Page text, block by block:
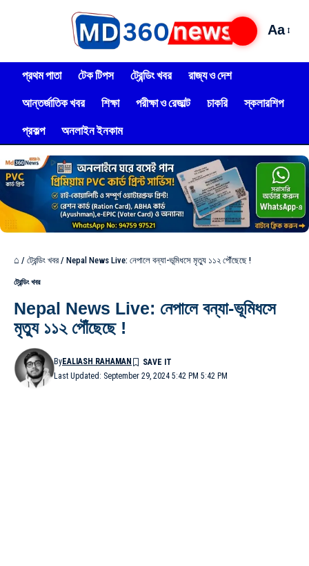
Aa
প্রথম পাতা টেক টিপস ট্রেন্ডিং খবর
রাজ্য ও দেশ
আন্তর্জাতিক খবর
শিক্ষা পরীক্ষা ও রেজাল্ট চাকরি
স্কলারশিপ
প্রকল্প
অনলাইন ইনকাম
⌂ / ট্রেন্ডিং খবর / Nepal News Live: নেপালে বন্যা-ভূমিধসে মৃত্যু ১১২ পৌঁছেছে !
ট্রেন্ডিং খবর
Nepal News Live: নেপালে বন্যা-ভূমিধসে
মৃত্যু ১১২ পৌঁছেছে !
Last Updated: September 29, 2024 5:42 PM 5:42 PM
ByEALIASH RAHAMAN